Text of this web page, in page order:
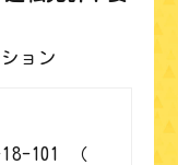
ョン
101 （